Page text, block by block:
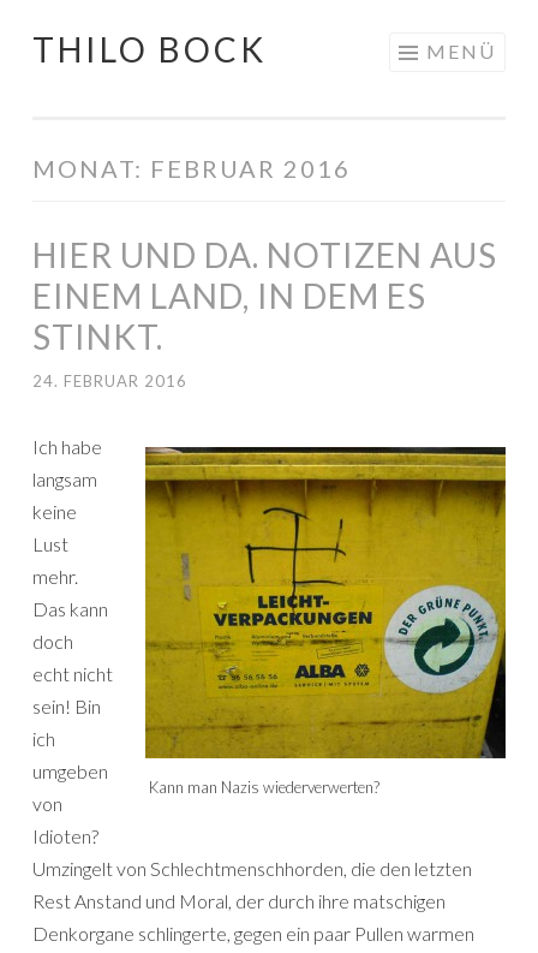
Springe
THILO BOCK MENÜ
MONAT: FEBRUAR 2016
HIER UND DA. NOTIZEN AUS
EINEM LAND, IN DEM ES
STINKT.
24. FEBRUAR 2016
Kann man Nazis wiederverwerten?
Ich habe
langsam
keine
Lust
mehr.
Das kann
doch
echt nicht
sein! Bin
ich
umgeben
von
Idioten?
Umzingelt von Schlechtmenschhorden, die den letzten
Rest Anstand und Moral, der durch ihre matschigen
Denkorgane schlingerte, gegen ein paar Pullen warmen